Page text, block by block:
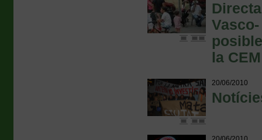
la CEM
20/06/2010